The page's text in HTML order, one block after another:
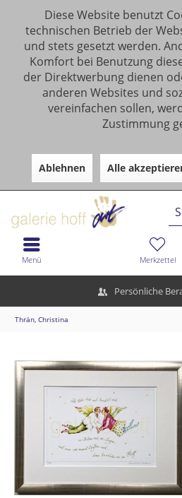
Diese Website benutzt
technischen Betrieb der
und stets gesetzt werden.
Komfort bei Benutzung
der Direktwerbung dienen
anderen Websites und
vereinfachen sollen,
Zustimmung
Ablehnen Alle
Persönliche
Merkzettel
Menü
Thrän, Christina